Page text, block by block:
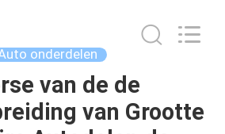
onderdelen
van de de
van Grootte